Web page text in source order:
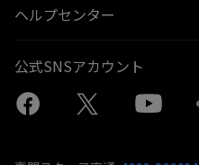
ヘルプセンター
公式SNSアカウント